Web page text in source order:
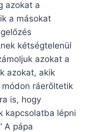
azokat a
a másokat
kétségtelenül
azokat a
azokat, akik
ráerőltetik
is, hogy
kapcsolatba lépni
A pápa